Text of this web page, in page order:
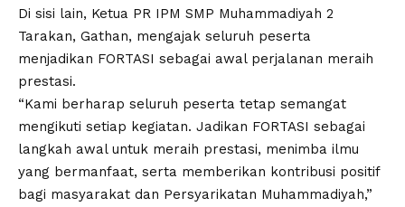
Di sisi lain, Ketua PR IPM SMP Muhammadiyah 2
Tarakan, Gathan, mengajak seluruh peserta
menjadikan FORTASI sebagai awal perjalanan meraih
prestasi.
“Kami berharap seluruh peserta tetap semangat
mengikuti setiap kegiatan. Jadikan FORTASI sebagai
langkah awal untuk meraih prestasi, menimba ilmu
yang bermanfaat, serta memberikan kontribusi positif
bagi masyarakat dan Persyarikatan Muhammadiyah,”